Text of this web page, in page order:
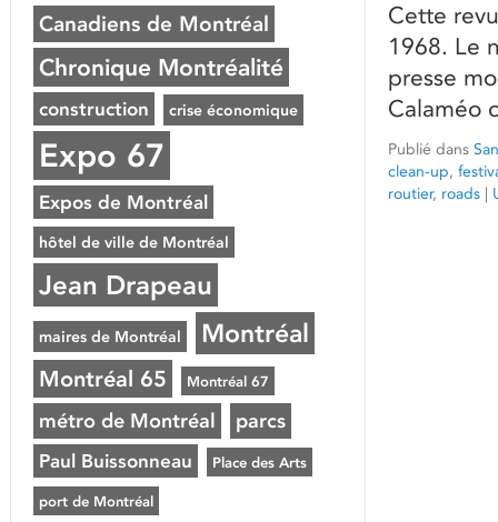
Cette
1968. Le
presse
Calaméo
Publié dans
clean-up,
routier, roads |
Canadiens de Montréal
Chronique Montréalité
construction crise économique
Expo 67
Expos de Montréal
hôtel de ville de Montréal
Jean Drapeau
maires de Montréal Montréal
Montréal 65 Montréal 67
métro de Montréal parcs
Paul Buissonneau Place des Arts
port de Montréal